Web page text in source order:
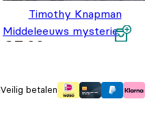
Timothy Knapman
Middeleeuws mysterie
€7,99
Veilig betalen